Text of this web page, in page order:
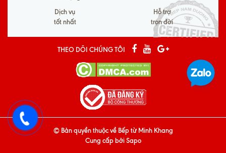
Dịch vụ
tốt nhất
Hỗ trợ
trọn đời
THEO DÕI CHÚNG TÔI
© Bản quyền thuộc về Bếp từ Minh Khang
Cung cấp bởiSapo